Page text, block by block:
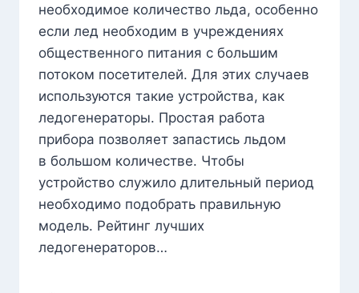
необходимое количество льда, особенно
если лед необходим в учреждениях
общественного питания с большим
потоком посетителей. Для этих случаев
используются такие устройства, как
ледогенераторы. Простая работа
прибора позволяет запастись льдом
в большом количестве. Чтобы
устройство служило длительный период
необходимо подобрать правильную
модель. Рейтинг лучших
ледогенераторов…